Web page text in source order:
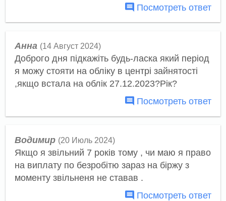
Посмотреть ответ
Анна (14 Август 2024)
Доброго дня підкажіть будь-ласка який період
я можу стояти на обліку в центрі зайнятості
,якщо встала на облік 27.12.2023?Рік?
Посмотреть ответ
Водимир (20 Июль 2024)
Якщо я звільний 7 років тому , чи маю я право
на виплату по безробітю зараз на біржу з
моменту звільненя не ставав .
Посмотреть ответ